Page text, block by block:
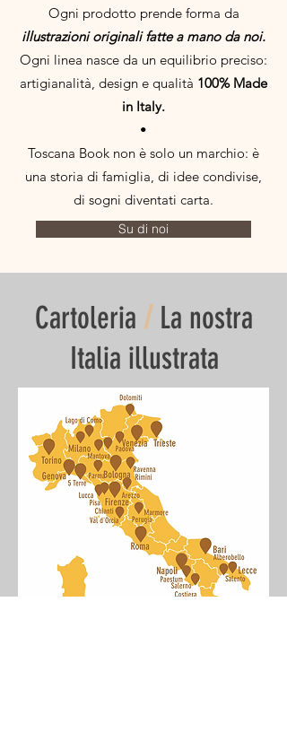
Ogni prodotto prende forma da
illustrazioni originali fatte a mano da noi.
Ogni linea nasce da un equilibrio preciso:
artigianalità, design e qualità 100% Made
in Italy.
•
Toscana Book non è solo un marchio: è
una storia di famiglia, di idee condivise,
di sogni diventati carta.
Su di noi
Cartoleria /La nostra
Italia illustrata